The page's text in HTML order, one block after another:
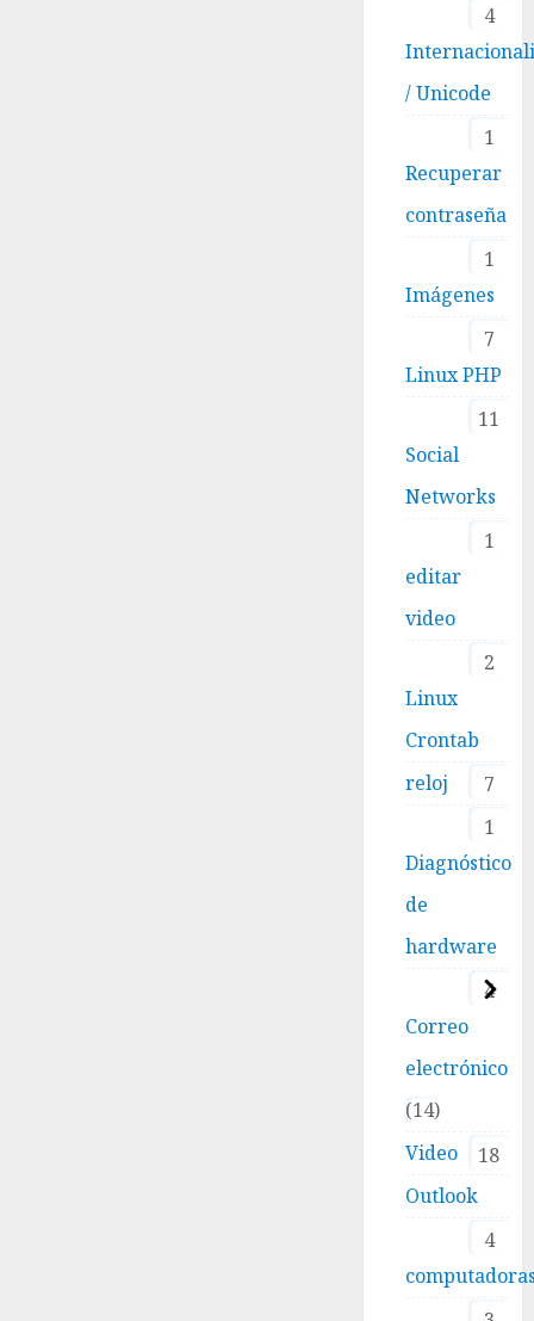
4
/ Unicode
1
Recuperar
contraseña
1
Imágenes
7
Linux PHP
11
Social
Networks
1
editar
video
2
Linux
Crontab
7
reloj
1
Diagnóstico
de
hardware
4
Correo
electrónico
14
Video
18
Outlook
4